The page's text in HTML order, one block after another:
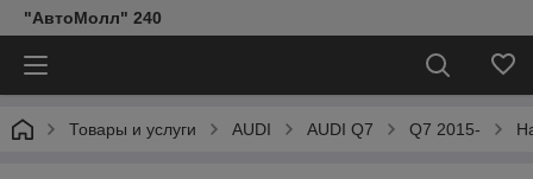
"АвтоМолл" 240
Товары и услуги AUDI AUDI Q7 Q7 2015-